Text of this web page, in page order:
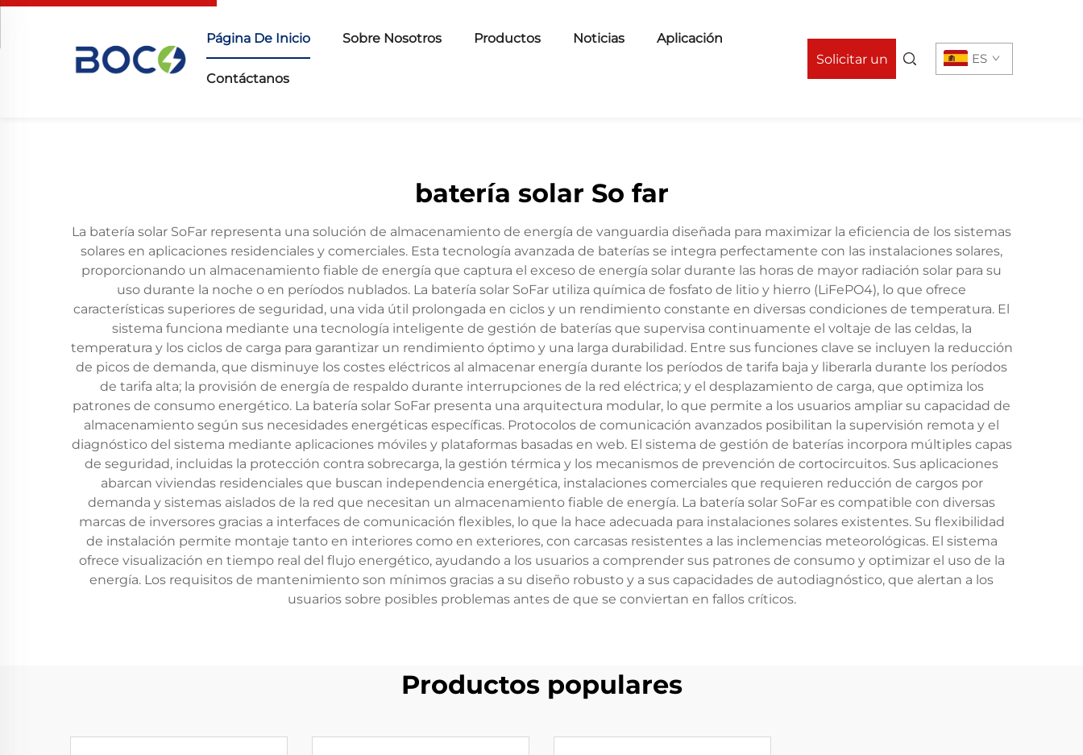
Página De Inicio Sobre Nosotros Productos Noticias Aplicación
Contáctanos
Solicitar un ES
batería solar So far
La batería solar SoFar representa una solución de almacenamiento de energía de vanguardia diseñada para maximizar la eficiencia de los sistemas
solares en aplicaciones residenciales y comerciales. Esta tecnología avanzada de baterías se integra perfectamente con las instalaciones solares,
proporcionando un almacenamiento fiable de energía que captura el exceso de energía solar durante las horas de mayor radiación solar para su
uso durante la noche o en períodos nublados. La batería solar SoFar utiliza química de fosfato de litio y hierro (LiFePO4), lo que ofrece
características superiores de seguridad, una vida útil prolongada en ciclos y un rendimiento constante en diversas condiciones de temperatura. El
sistema funciona mediante una tecnología inteligente de gestión de baterías que supervisa continuamente el voltaje de las celdas, la
temperatura y los ciclos de carga para garantizar un rendimiento óptimo y una larga durabilidad. Entre sus funciones clave se incluyen la reducción
de picos de demanda, que disminuye los costes eléctricos al almacenar energía durante los períodos de tarifa baja y liberarla durante los períodos
de tarifa alta; la provisión de energía de respaldo durante interrupciones de la red eléctrica; y el desplazamiento de carga, que optimiza los
patrones de consumo energético. La batería solar SoFar presenta una arquitectura modular, lo que permite a los usuarios ampliar su capacidad de
almacenamiento según sus necesidades energéticas específicas. Protocolos de comunicación avanzados posibilitan la supervisión remota y el
diagnóstico del sistema mediante aplicaciones móviles y plataformas basadas en web. El sistema de gestión de baterías incorpora múltiples capas
de seguridad, incluidas la protección contra sobrecarga, la gestión térmica y los mecanismos de prevención de cortocircuitos. Sus aplicaciones
abarcan viviendas residenciales que buscan independencia energética, instalaciones comerciales que requieren reducción de cargos por
demanda y sistemas aislados de la red que necesitan un almacenamiento fiable de energía. La batería solar SoFar es compatible con diversas
marcas de inversores gracias a interfaces de comunicación flexibles, lo que la hace adecuada para instalaciones solares existentes. Su flexibilidad
de instalación permite montaje tanto en interiores como en exteriores, con carcasas resistentes a las inclemencias meteorológicas. El sistema
ofrece visualización en tiempo real del flujo energético, ayudando a los usuarios a comprender sus patrones de consumo y optimizar el uso de la
energía. Los requisitos de mantenimiento son mínimos gracias a su diseño robusto y a sus capacidades de autodiagnóstico, que alertan a los
usuarios sobre posibles problemas antes de que se conviertan en fallos críticos.
Productos populares